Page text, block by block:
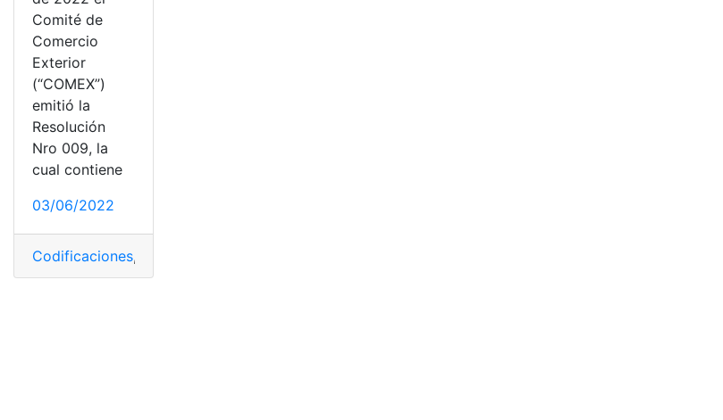
Comité de
Comercio
Exterior
(“COMEX”)
emitió la
Resolución
Nro 009, la
cual contiene
03/06/2022
Codificaciones,